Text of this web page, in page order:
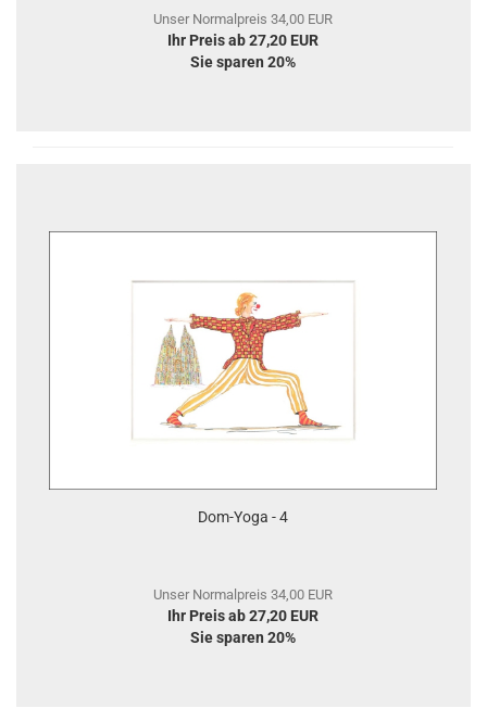
Unser Normalpreis 34,00 EUR
Ihr Preis ab 27,20 EUR
Sie sparen 20%
Dom-Yoga - 4
Unser Normalpreis 34,00 EUR
Ihr Preis ab 27,20 EUR
Sie sparen 20%